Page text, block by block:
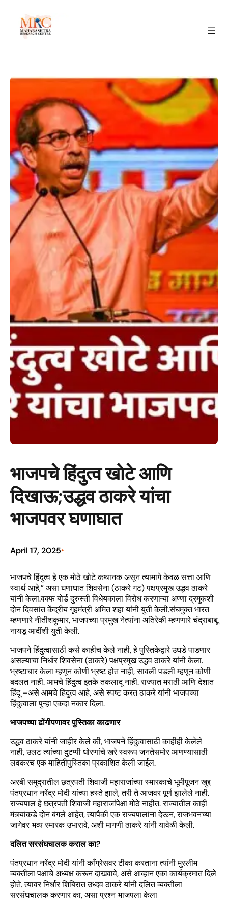
भाजपचे हिंदुत्व खोटे आणि
दिखाऊ;उद्धव ठाकरे यांचा
भाजपवर घणाघात
April 17, 2025•
भाजपचे हिंदुत्व हे एक मोठे खोटे कथानक असून त्यामागे केवळ सत्ता आणि
स्वार्थ आहे,” असा घणाघात शिवसेना (ठाकरे गट) पक्षप्रमुख उद्धव ठाकरे
यांनी केला.वक्फ बोर्ड दुरुस्ती विधेयकाला विरोध करणाऱ्या अण्णा द्रमुकशी
दोन दिवसांत केंद्रीय गृहमंत्री अमित शहा यांनी युती केली.संघमुक्त भारत
म्हणणारे नीतीशकुमार, भाजपच्या प्रमुख नेत्यांना अतिरेकी म्हणणारे चंद्राबाबू
नायडू आदींशी युती केली.
भाजपने हिंदुत्वासाठी कसे काहीच केले नाही, हे पुस्तिकेद्वारे उघडे पाडणार
असल्याचा निर्धार शिवसेना (ठाकरे) पक्षप्रमुख उद्धव ठाकरे यांनी केला.
भ्रष्टाचार केला म्हणून कोणी भ्रष्ट होत नाही, सावली पडली म्हणून कोणी
बदलत नाही. आमचे हिंदुत्व इतके तकलादू नाही. राज्यात मराठी आणि देशात
हिंदू –असे आमचे हिंदुत्व आहे, असे स्पष्ट करत ठाकरे यांनी भाजपच्या
हिंदुत्वाला पुन्हा एकदा नकार दिला.
भाजपच्या ढोंगीपणावर पुस्तिका काढणार
उद्धव ठाकरे यांनी जाहीर केले की, भाजपने हिंदुत्वासाठी काहीही केलेले
नाही, उलट त्यांच्या दुटप्पी धोरणांचे खरे स्वरूप जनतेसमोर आणण्यासाठी
लवकरच एक माहितीपुस्तिका प्रकाशित केली जाईल.
अरबी समुद्रातील छत्रपती शिवाजी महाराजांच्या स्मारकाचे भूमीपूजन खुद्द
पंतप्रधान नरेंद्र मोदी यांच्या हस्ते झाले, तरी ते आजवर पूर्ण झालेले नाही.
राज्यपाल हे छत्रपती शिवाजी महाराजांपेक्षा मोठे नाहीत. राज्यातील काही
मंत्र्यांकडे दोन बंगले आहेत, त्यापैकी एक राज्यपालांना देऊन, राजभवनच्या
जागेवर भव्य स्मारक उभारावे, अशी मागणी ठाकरे यांनी यावेळी केली.
दलित सरसंघचालक कराल का?
पंतप्रधान नरेंद्र मोदी यांनी काँग्रेसवर टीका करताना त्यांनी मुस्लीम
व्यक्तीला पक्षाचे अध्यक्ष करून दाखवावे, असे आव्हान एका कार्यक्रमात दिले
होते. त्यावर निर्धार शिबिरात उध्दव ठाकरे यांनी दलित व्यक्तीला
सरसंघचालक करणार का, असा प्रश्न भाजपला केला